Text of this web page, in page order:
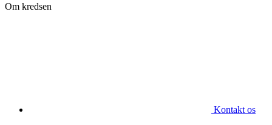
Om kredsen
Kontakt os